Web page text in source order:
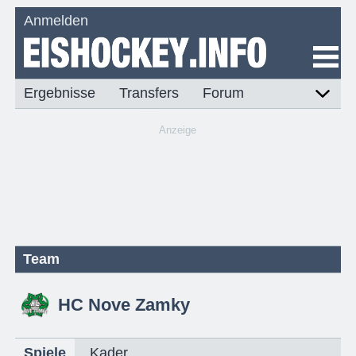
Anmelden
Ergebnisse Transfers Forum
Anzeige
Team
HC Nove Zamky
Spiele Kader